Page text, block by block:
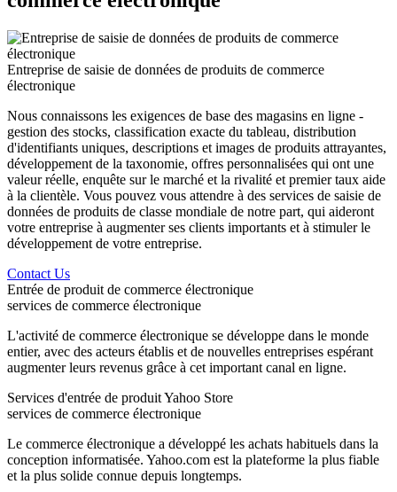
Entreprise de saisie de données de produits de commerce
électronique
Nous connaissons les exigences de base des magasins en ligne -
gestion des stocks, classification exacte du tableau, distribution
d'identifiants uniques, descriptions et images de produits attrayantes,
développement de la taxonomie, offres personnalisées qui ont une
valeur réelle, enquête sur le marché et la rivalité et premier taux aide
à la clientèle. Vous pouvez vous attendre à des services de saisie de
données de produits de classe mondiale de notre part, qui aideront
votre entreprise à augmenter ses clients importants et à stimuler le
développement de votre entreprise.
Contact Us
Entrée de produit de commerce électronique
services de commerce électronique
L'activité de commerce électronique se développe dans le monde
entier, avec des acteurs établis et de nouvelles entreprises espérant
augmenter leurs revenus grâce à cet important canal en ligne.
Services d'entrée de produit Yahoo Store
services de commerce électronique
Le commerce électronique a développé les achats habituels dans la
conception informatisée. Yahoo.com est la plateforme la plus fiable
et la plus solide connue depuis longtemps.